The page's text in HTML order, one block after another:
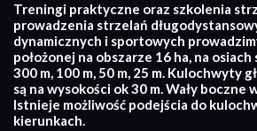
Treningi praktyczne oraz szkolenia
prowadzenia strzelań
dynamicznych i sportowych
położonej na obszarze 16 ha, na
300 m, 100 m, 50 m, 25 m. Kulochwyty
są na wysokości ok 30 m. Wały boczne
Istnieje możliwość podejścia do
kierunkach.